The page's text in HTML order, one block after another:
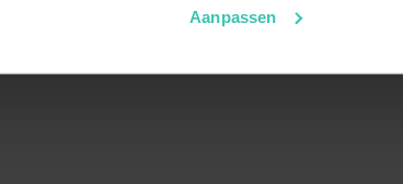
Aanpassen
reis-verhuur en vakantiehuizen